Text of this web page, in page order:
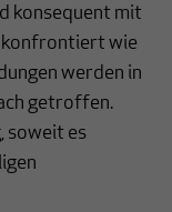
konsequent mit
konfrontiert wie
werden in
getroffen.
soweit es